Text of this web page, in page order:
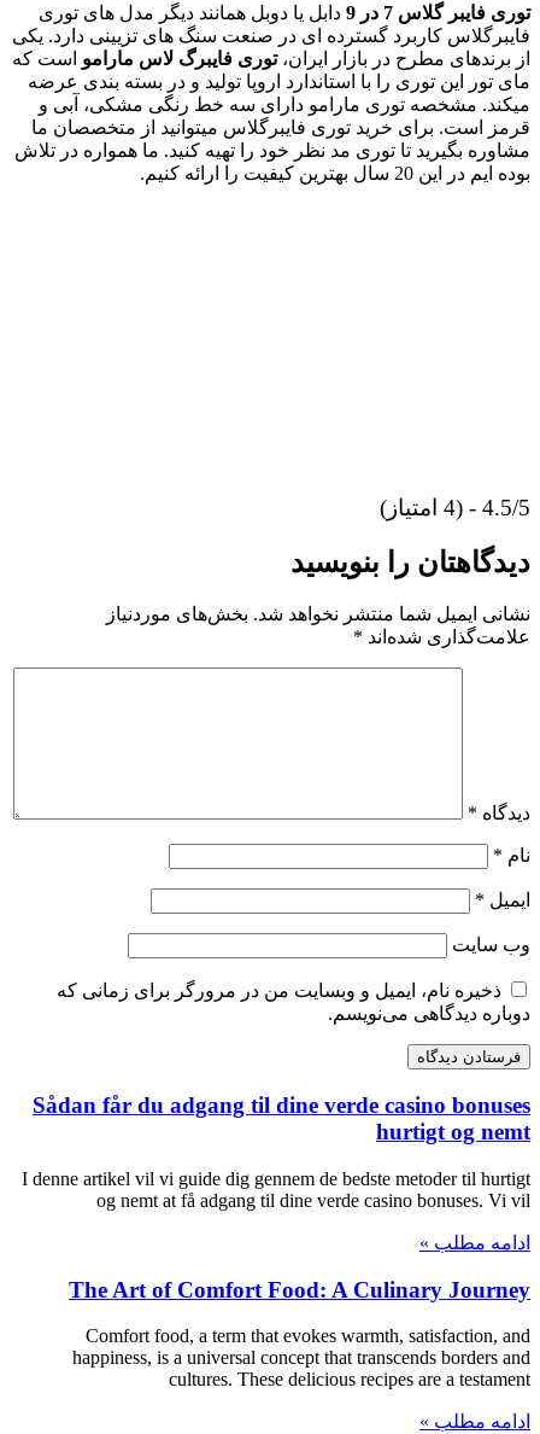
توری فایبر گلاس 7 در 9
دابل یا دوبل همانند دیگر مدل های توری
فایبرگلاس کاربرد گسترده ای در صنعت سنگ های تزیینی دارد. یکی
از برندهای مطرح در بازار ایران،توری فایبرگ لاس مارامو است که
مای تور این توری را با استاندارد اروپا تولید و در بسته بندی عرضه
میکند. مشخصه توری مارامو دارای سه خط رنگی مشکی، آبی و
قرمز است. برای خرید توری فایبرگلاس میتوانید از متخصصان ما
مشاوره بگیرید تا توری مد نظر خود را تهیه کنید. ما همواره در تلاش
بوده ایم در این 20 سال بهترین کیفیت را ارائه کنیم.
4.5/5 - (4 امتیاز)
دیدگاهتان را بنویسید
نشانی ایمیل شما منتشر نخواهد شد. بخش‌های موردنیاز
علامت‌گذاری شده‌اند *
دیدگاه *
نام *
ایمیل *
وب‌ سایت
ذخیره نام، ایمیل و وبسایت من در مرورگر برای زمانی که
دوباره دیدگاهی می‌نویسم.
Sådan får du adgang til dine verde casino bonuses
hurtigt og nemt
I denne artikel vil vi guide dig gennem de bedste metoder til hurtigt
og nemt at få adgang til dine verde casino bonuses. Vi vil
ادامه مطلب »
The Art of Comfort Food: A Culinary Journey
Comfort food, a term that evokes warmth, satisfaction, and
happiness, is a universal concept that transcends borders and
cultures. These delicious recipes are a testament
ادامه مطلب »